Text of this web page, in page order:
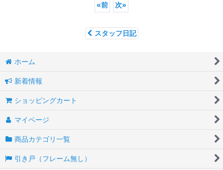
«前 次»
スタッフ日記
ホーム
新着情報
ショッピングカート
マイページ
商品カテゴリ一覧
引き戸（フレーム無し）